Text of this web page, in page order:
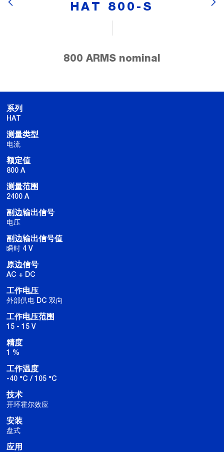
HAT 800-S
800 ARMS nominal
系列
HAT
测量类型
电流
额定值
800 A
测量范围
2400 A
副边输出信号
电压
副边输出信号值
瞬时 4 V
原边信号
AC + DC
工作电压
外部供电 DC 双向
工作电压范围
15 - 15 V
精度
1 %
工作温度
-40 °C / 105 °C
技术
开环霍尔效应
安装
盘式
应用